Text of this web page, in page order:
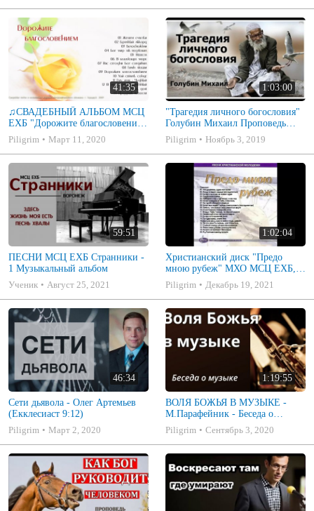
41:35
♫СВАДЕБНЫЙ АЛЬБОМ МСЦ
ЕХБ "Дорожите благословением
- Христианские песни.
Музыкальный диск. Псалмы
Piligrim Март 11, 2020
1:03:00
"Трагедия личного богословия"
Голубин Михаил Проповедь
2019
Piligrim Ноябрь 3, 2019
59:51
ПЕСНИ МСЦ ЕХБ Странники -
1 Музыкальный альбом
Ученик
Август 25, 2021
1:02:04
Христианский диск "Предо
мною рубеж" МХО МСЦ ЕХБ,
музыкальный альбом, пение,
музыка
Piligrim Декабрь 19, 2021
46:34
Сети дьявола - Олег Артемьев
(Екклесиаст 9:12)
Piligrim
Март 2, 2020
1:19:55
ВОЛЯ БОЖЬЯ В МУЗЫКЕ -
М.Парафейник - Беседа о
музыке 2
Piligrim Сентябрь 3, 2020